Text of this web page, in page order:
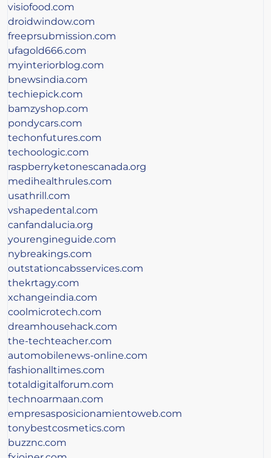
visiofood.com
droidwindow.com
freeprsubmission.com
ufagold666.com
myinteriorblog.com
bnewsindia.com
techiepick.com
bamzyshop.com
pondycars.com
techonfutures.com
techoologic.com
raspberryketonescanada.org
medihealthrules.com
usathrill.com
vshapedental.com
canfandalucia.org
yourengineguide.com
nybreakings.com
outstationcabsservices.com
thekrtagy.com
xchangeindia.com
coolmicrotech.com
dreamhousehack.com
the-techteacher.com
automobilenews-online.com
fashionalltimes.com
totaldigitalforum.com
technoarmaan.com
empresasposicionamientoweb.com
tonybestcosmetics.com
buzznc.com